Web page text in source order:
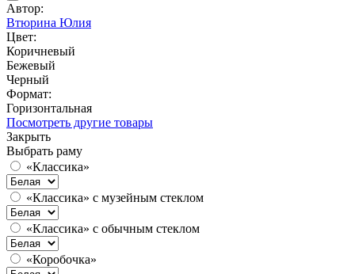
Автор:
Втюрина Юлия
Цвет:
Коричневый
Бежевый
Черный
Формат:
Горизонтальная
Посмотреть другие товары
Закрыть
Выбрать раму
«Классика»
«Классика» с музейным стеклом
«Классика» с обычным стеклом
«Коробочка»